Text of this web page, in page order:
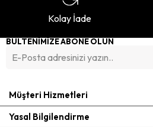
Kolay İade
BÜLTENİMİZE ABONE OLUN
Müşteri Hizmetleri
Yasal Bilgilendirme